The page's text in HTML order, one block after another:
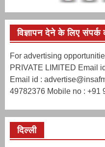
विज्ञापन देने के लिए संपर्क
For advertising
PRIVATE LIMITED Email
Email id :
49782376 Mobile no : +91
दिल्ली